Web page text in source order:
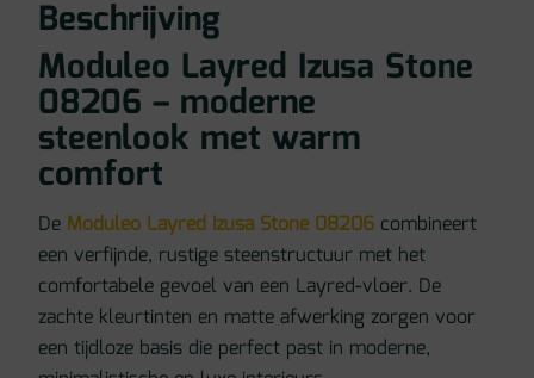
Beschrijving
Moduleo Layred Izusa Stone
08206 – moderne
steenlook met warm
comfort
De Moduleo Layred Izusa Stone 08206 combineert
een verfijnde, rustige steenstructuur met het
comfortabele gevoel van een Layred-vloer. De
zachte kleurtinten en matte afwerking zorgen voor
een tijdloze basis die perfect past in moderne,